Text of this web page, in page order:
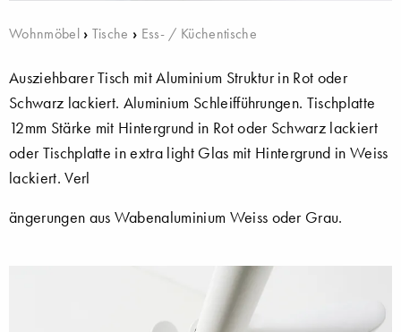
Wohnmöbel› Tische › Ess- / Küchentische
Ausziehbarer Tisch mit Aluminium Struktur in Rot oder
Schwarz lackiert. Aluminium Schleifführungen. Tischplatte
12mm Stärke mit Hintergrund in Rot oder Schwarz lackiert
oder Tischplatte in extra light Glas mit Hintergrund in Weiss
lackiert. Verl
ängerungen aus Wabenaluminium Weiss oder Grau.